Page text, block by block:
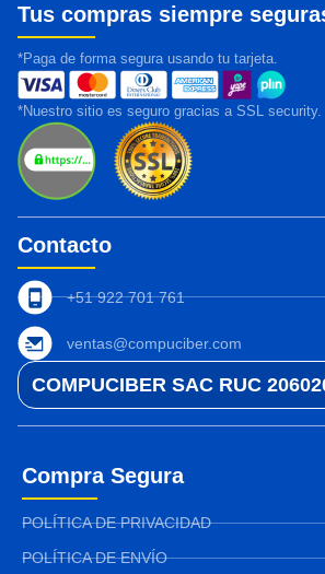
Tus compras siempre
*Paga de forma segura usando tu tarjeta.
*Nuestro sitio es seguro gracias a SSL security.
Contacto
+51 922 701 761
ventas@compuciber.com
COMPUCIBER SAC RUC
Compra Segura
POLÍTICA DE PRIVACIDAD
POLÍTICA DE ENVÍO